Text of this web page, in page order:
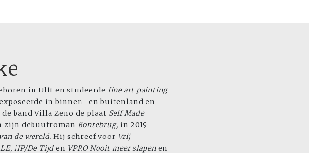
in Ulft en studeerde fine art painting
in binnen- en buitenland en
band Villa Zeno de plaat Self Made
zijn debuutroman Bontebrug, in 2019
de wereld. Hij schreef voor Vrij
HP/De Tijd en VPRO Nooit meer slapen en